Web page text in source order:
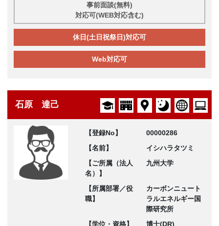
事前面談(無料)
対応可(WEB対応含む)
休日(土日祝祭日)対応可
Web対応可
石原 達己
【登録No】
00000286
【名前】
イシハラタツミ
【ご所属（法人
名）】
九州大学
【所属部署／役
職】
カーボンニュート
ラルエネルギー国
際研究所
【学位・資格】
博士(DR)